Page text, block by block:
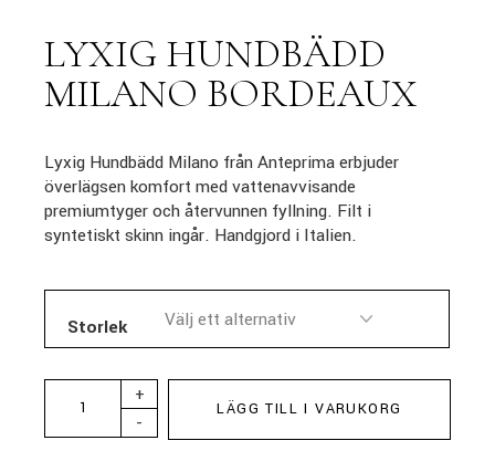
LYXIG HUNDBÄDD
MILANO BORDEAUX
Lyxig Hundbädd Milano från Anteprima erbjuder
överlägsen komfort med vattenavvisande
premiumtyger och återvunnen fyllning. Filt i
syntetiskt skinn ingår. Handgjord i Italien.
Storlek
-
+
LÄGG TILL I VARUKORG